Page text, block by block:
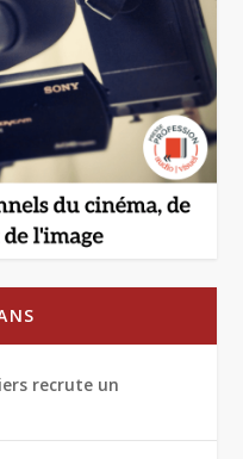
recrute un